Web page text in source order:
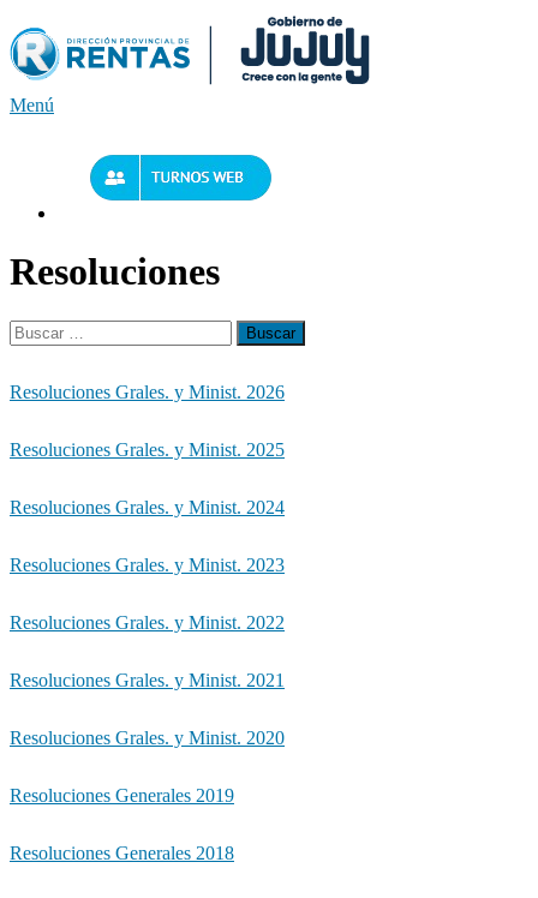
al
contenido
Menú
Resoluciones
Buscar:
Resoluciones Grales. y Minist. 2026
Resoluciones Grales. y Minist. 2025
Resoluciones Grales. y Minist. 2024
Resoluciones Grales. y Minist. 2023
Resoluciones Grales. y Minist. 2022
Resoluciones Grales. y Minist. 2021
Resoluciones Grales. y Minist. 2020
Resoluciones Generales 2019
Resoluciones Generales 2018